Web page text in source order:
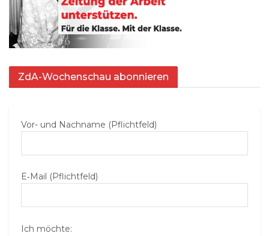
ZdA-Wochenschau abonnieren
Vor- und Nachname (Pflichtfeld)
E‑Mail (Pflichtfeld)
Ich möchte: